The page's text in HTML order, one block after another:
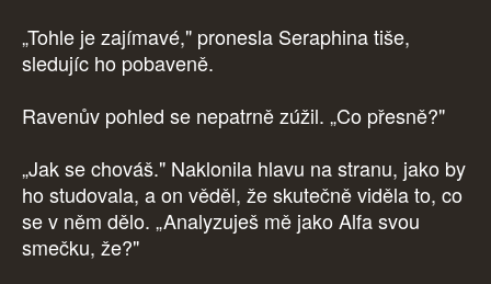
„Tohle je zajímavé," pronesla Seraphina tiše,
sledujíc ho pobaveně.
Ravenův pohled se nepatrně zúžil. „Co přesně?"
„Jak se chováš." Naklonila hlavu na stranu, jako by
ho studovala, a on věděl, že skutečně viděla to, co
se v něm dělo. „Analyzuješ mě jako Alfa svou
smečku, že?"